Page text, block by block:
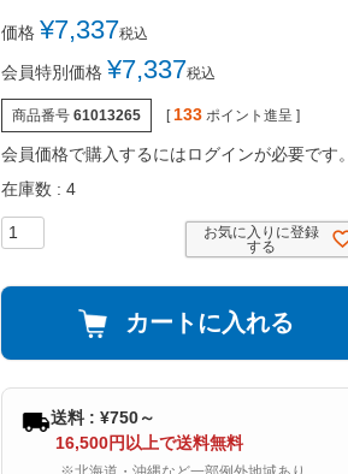
価格 ¥7,337税込
会員特別価格 ¥7,337税込
商品番号 61013265 [ 133 ポイント進呈 ]
会員価格で購入するにはログインが必要です。
在庫数
4
お気に入りに登録
する
カートに入れる
送料 : ¥750～
16,500円以上で送料無料